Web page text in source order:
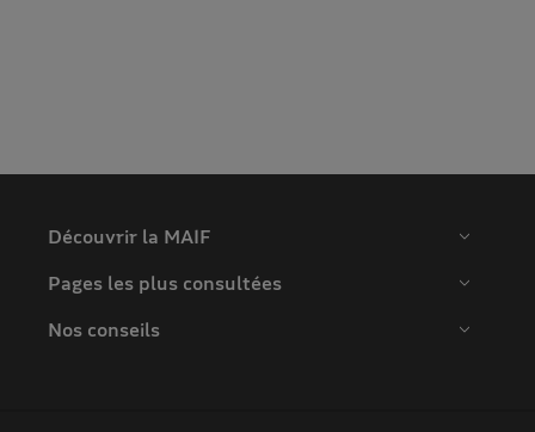
Découvrir la MAIF
Pages les plus consultées
Nos conseils